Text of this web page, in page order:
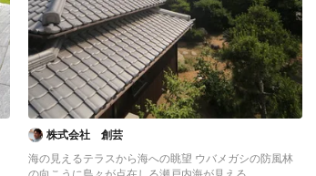
株式会社 創芸
海の見えるテラスから海への眺望 ウバメガシの防風林